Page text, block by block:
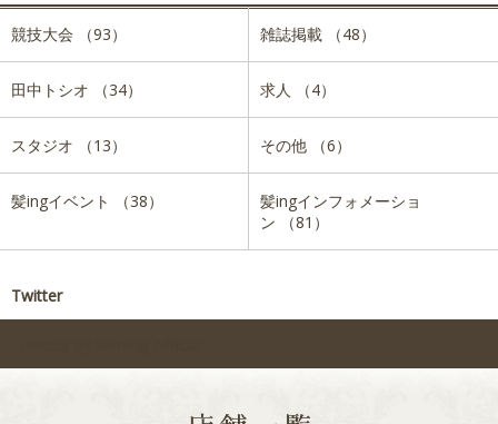
競技大会 （93） 雑誌掲載 （48）
田中トシオ （34） 求人 （4）
スタジオ （13） その他 （6）
髪ingイベント （38）
髪ingインフォメーショ
ン （81）
Twitter